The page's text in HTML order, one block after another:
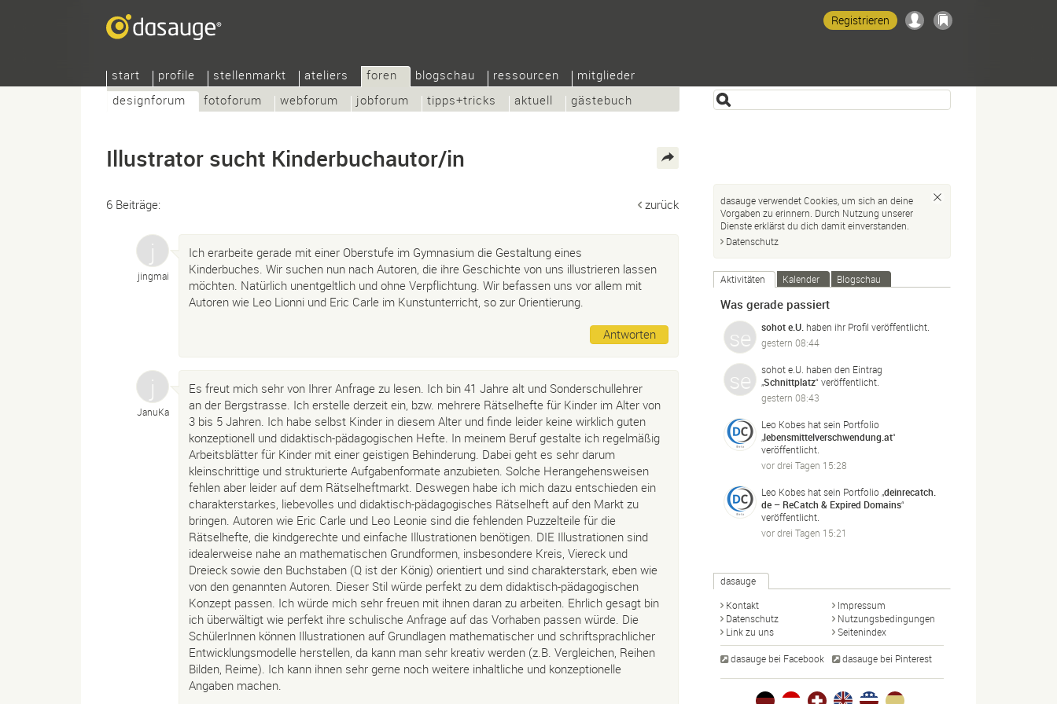
start profile stellenmarkt ateliers
foren
designforum
fotoforum webforum jobforum tipps+tricks aktuell gästebuch
blogschau ressourcen mitglieder
Registrieren
Illustrator sucht Kinderbuchautor/in
6 Beiträge: zurück
jingmai
Ich erarbeite gerade mit einer Oberstufe im Gymnasium die Gestaltung eines
Kinderbuches. Wir suchen nun nach Autoren, die ihre Geschichte von uns illustrieren lassen
möchten. Natürlich unentgeltlich und ohne Verpflichtung. Wir befassen uns vor allem mit
Autoren wie Leo Lionni und Eric Carle im Kunstunterricht, so zur Orientierung.
Antworten
JanuKa
Es freut mich sehr von Ihrer Anfrage zu lesen. Ich bin 41 Jahre alt und Sonderschullehrer
an der Bergstrasse. Ich erstelle derzeit ein, bzw. mehrere Rätselhefte für Kinder im Alter von
3 bis 5 Jahren. Ich habe selbst Kinder in diesem Alter und finde leider keine wirklich guten
konzeptionell und didaktisch-pädagogischen Hefte. In meinem Beruf gestalte ich regelmäßig
Arbeitsblätter für Kinder mit einer geistigen Behinderung. Dabei geht es sehr darum
kleinschrittige und strukturierte Aufgabenformate anzubieten. Solche Herangehensweisen
fehlen aber leider auf dem Rätselheftmarkt. Deswegen habe ich mich dazu entschieden ein
charakterstarkes, liebevolles und didaktisch-pädagogisches Rätselheft auf den Markt zu
bringen. Autoren wie Eric Carle und Leo Leonie sind die fehlenden Puzzelteile für die
Rätselhefte, die kindgerechte und einfache Illustrationen benötigen. DIE Illustrationen sind
idealerweise nahe an mathematischen Grundformen, insbesondere Kreis, Viereck und
Dreieck sowie den Buchstaben (Q ist der König) orientiert und sind charakterstark, eben wie
von den genannten Autoren. Dieser Stil würde perfekt zu dem didaktisch-pädagogischen
Konzept passen. Ich würde mich sehr freuen mit ihnen daran zu arbeiten. Ehrlich gesagt bin
ich überwältigt wie perfekt ihre schulische Anfrage auf das Vorhaben passen würde. Die
SchülerInnen können Illustrationen auf Grundlagen mathematischer und schriftsprachlicher
Entwicklungsmodelle herstellen, da kann man sehr kreativ werden (z.B. Vergleichen, Reihen
Bilden, Reime). Ich kann ihnen sehr gerne noch weitere inhaltliche und konzeptionelle
Angaben machen.
dasauge verwendet Cookies, um sich an deine
Vorgaben zu erinnern. Durch Nutzung unserer
Dienste erklärst du dich damit einverstanden.
Datenschutz
Aktivitäten Kalender Blogschau
Was gerade passiert
sohot e.U. haben ihr Profil veröffentlicht.
gestern 08:44
sohot e.U. haben den Eintrag
„Schnittplatz“ veröffentlicht.
gestern 08:43
Leo Kobes hat sein Portfolio
„lebensmittelverschwendung. at“
veröffentlicht.
vor drei Tagen 15:28
Leo Kobes hat sein Portfolio „deinrecatch.
de – ReCatch & Expired Domains“
veröffentlicht.
vor drei Tagen 15:21
dasauge
Kontakt
Impressum
Datenschutz
Nutzungsbedingungen
Link zu uns
Seitenindex
dasauge bei Facebook dasauge bei Pinterest